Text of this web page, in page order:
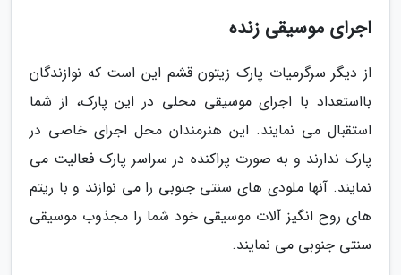
اجرای موسیقی زنده
از دیگر سرگرمیات پارک زیتون قشم این است که نوازندگان
بااستعداد با اجرای موسیقی محلی در این پارک، از شما
استقبال می نمایند. این هنرمندان محل اجرای خاصی در
پارک ندارند و به صورت پراکنده در سراسر پارک فعالیت می
نمایند. آنها ملودی های سنتی جنوبی را می نوازند و با ریتم
های روح انگیز آلات موسیقی خود شما را مجذوب موسیقی
سنتی جنوبی می نمایند.